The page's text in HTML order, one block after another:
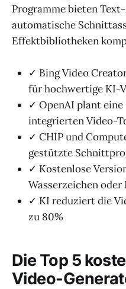
Programme bieten
automatische
Effektbibliotheken
✓ Bing Video
für hochwertige KI-
✓ OpenAI plant
integrierten Video-
✓ CHIP und
gestützte
✓ Kostenlose
Wasserzeichen
✓ KI reduziert die
zu 80%
Die Top 5
Video-